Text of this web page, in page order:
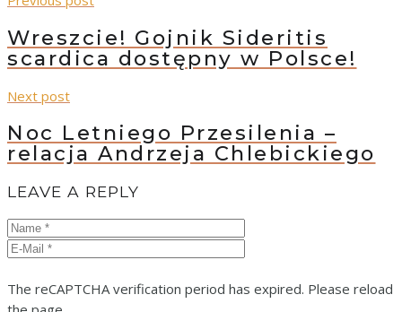
Wreszcie! Gojnik Sideritis
scardica dostępny w Polsce!
Next post
Noc Letniego Przesilenia –
relacja Andrzeja Chlebickiego
LEAVE A REPLY
The reCAPTCHA verification period has expired. Please reload